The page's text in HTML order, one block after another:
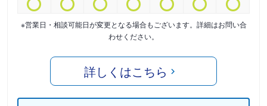
※営業日・相談可能日が変更となる場合もございます。詳細はお問い合
わせください。
詳しくはこちら